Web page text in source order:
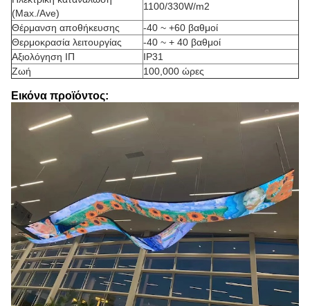
(Max./Ave)
1100/330W/m2
Θέρμανση αποθήκευσης
-40 ~ +60 βαθμοί
Θερμοκρασία λειτουργίας
-40 ~ + 40 βαθμοί
Αξιολόγηση ΙΠ
IP31
Ζωή
100,000 ώρες
Εικόνα προϊόντος: